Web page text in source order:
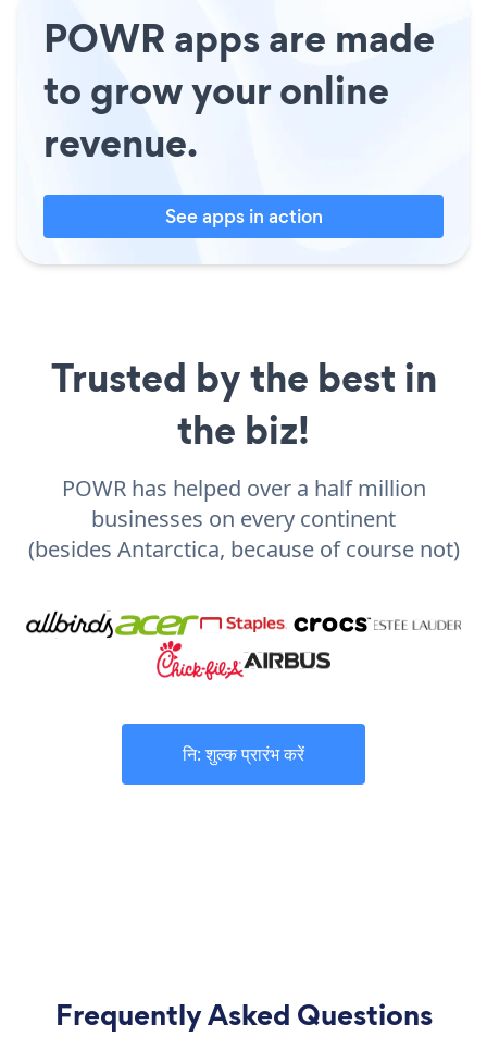
POWR apps are made
to grow your online
revenue.
See apps in action
Trusted by the best in
the biz!
POWR has helped over a half million
businesses on every continent
(besides Antarctica, because of course not)
नि: शुल्क प्रारंभ करें
Frequently Asked Questions